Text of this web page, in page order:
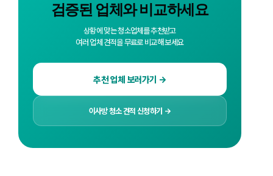
검증된 업체와 비교하세요
상황에 맞는 청소업체를 추천받고
여러 업체 견적을 무료로 비교해 보세요
추천 업체 보러가기 →
이사방 청소 견적 신청하기 →